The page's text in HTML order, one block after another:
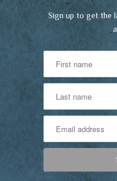
Sign up to get the